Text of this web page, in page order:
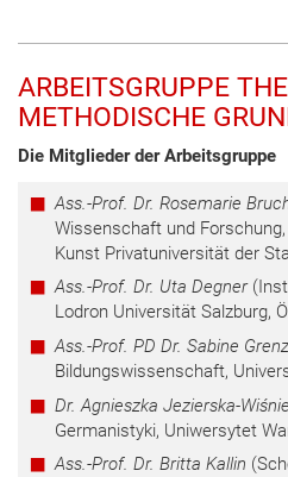
ARBEITSGRUPPE
METHODISCHE
Die Mitglieder der Arbeitsgruppe
Ass.-Prof. Dr. Rosemarie
Wissenschaft und
Kunst Privatuniversität der
Ass.-Prof. Dr. Uta Degner
Lodron Universität Salzburg,
Ass.-Prof. PD Dr. Sabine Grenz
Bildungswissenschaft,
Dr. Agnieszka Jezierska-
Germanistyki, Uniwersytet
Ass.-Prof. Dr. Britta Kallin